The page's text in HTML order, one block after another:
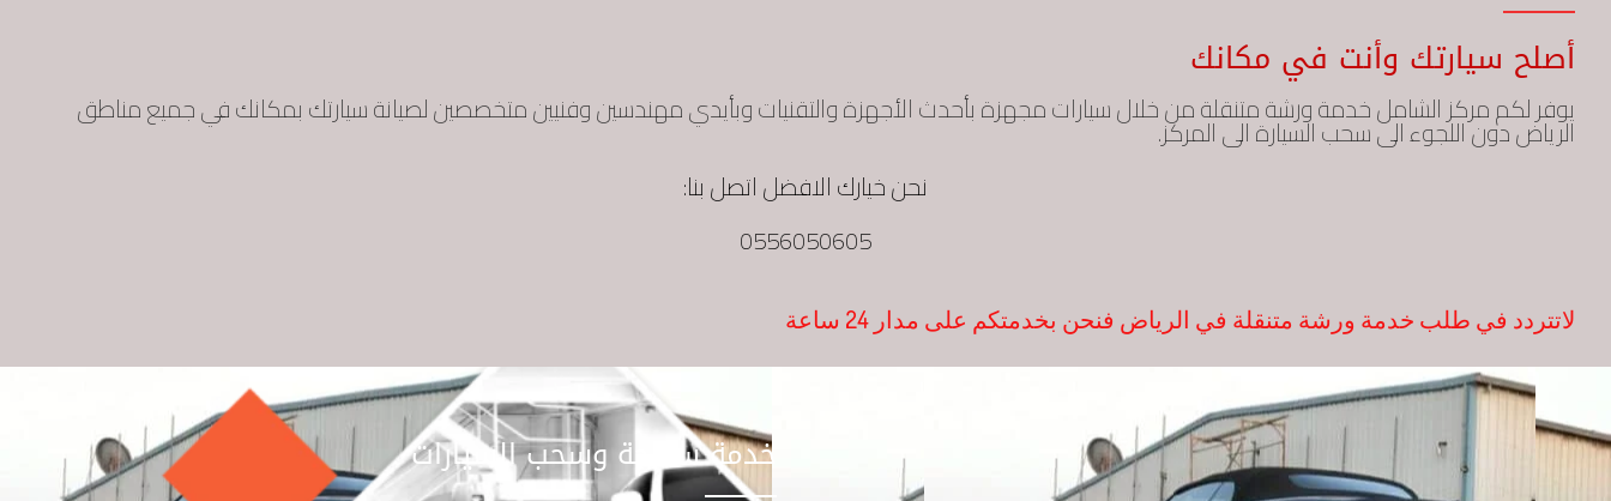
أصلح سيارتك وأنت في مكانك
يوفر لكم مركز الشامل خدمة ورشة متنقلة من خلال سيارات مجهزة بأحدث الأجهزة والتقنيات وبأيدي مهندسين وفنيين متخصصين لصيانة سيارتك بمكانك في جميع مناطق
الرياض دون اللجوء الى سحب السيارة الى المركز.
نحن خيارك الافضل اتصل بنا:
0556050605
لاتتردد في طلب خدمة ورشة متنقلة في الرياض فنحن بخدمتكم على مدار 24 ساعة
خدمة سطحة وسحب السيارات